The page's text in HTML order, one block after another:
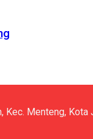
Menteng, Kota